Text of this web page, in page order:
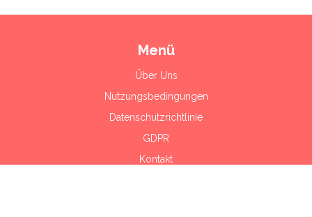
Menü
Über Uns
Nutzungsbedingungen
Datenschutzrichtlinie
GDPR
Kontakt